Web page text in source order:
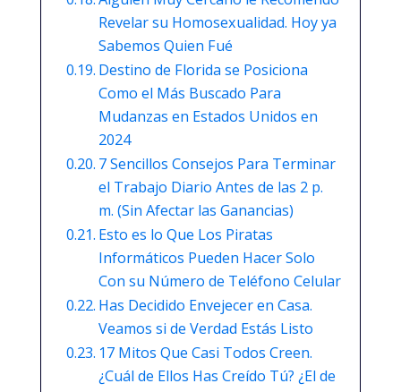
Revelar su Homosexualidad. Hoy ya
Sabemos Quien Fué
Destino de Florida se Posiciona
Como el Más Buscado Para
Mudanzas en Estados Unidos en
2024
7 Sencillos Consejos Para Terminar
el Trabajo Diario Antes de las 2 p.
m. (Sin Afectar las Ganancias)
Esto es lo Que Los Piratas
Informáticos Pueden Hacer Solo
Con su Número de Teléfono Celular
Has Decidido Envejecer en Casa.
Veamos si de Verdad Estás Listo
17 Mitos Que Casi Todos Creen.
¿Cuál de Ellos Has Creído Tú? ¿El de